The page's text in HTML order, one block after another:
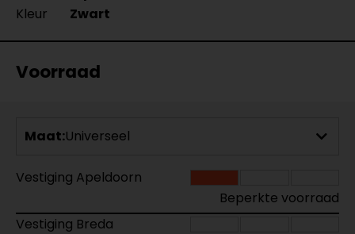
Kleur
Zwart
Voorraad
Maat:Universeel
Vestiging Apeldoorn
Beperkte voorraad
Vestiging Breda